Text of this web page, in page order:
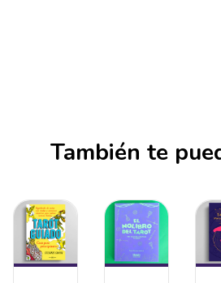
También te